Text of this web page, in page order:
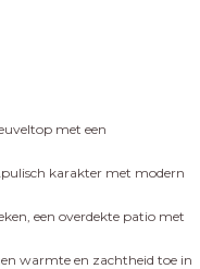
met een
karakter met modern
een overdekte patio met
warmte en zachtheid toe in